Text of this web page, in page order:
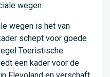
wegen.
wegen is het van
schept voor goede
Toeristische
een kader voor de